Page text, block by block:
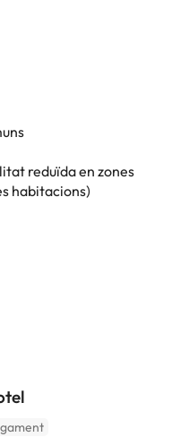
reduïda en zones
habitacions)